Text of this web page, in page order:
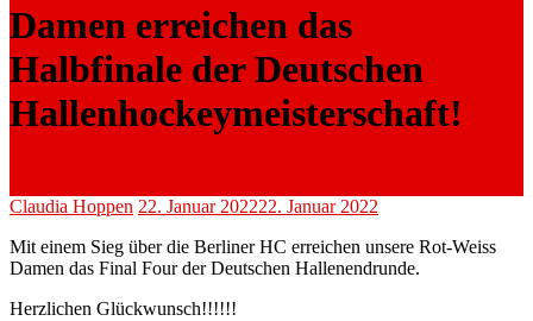
Damen erreichen das
Halbfinale der Deutschen
Hallenhockeymeisterschaft!
Claudia Hoppen 22. Januar 202222. Januar 2022
Mit einem Sieg über die Berliner HC erreichen unsere Rot-Weiss
Damen das Final Four der Deutschen Hallenendrunde.
Herzlichen Glückwunsch!!!!!!